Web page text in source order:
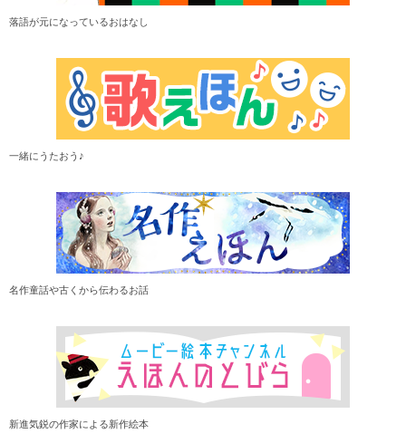
落語が元になっているおはなし
一緒にうたおう♪
名作童話や古くから伝わるお話
新進気鋭の作家による新作絵本